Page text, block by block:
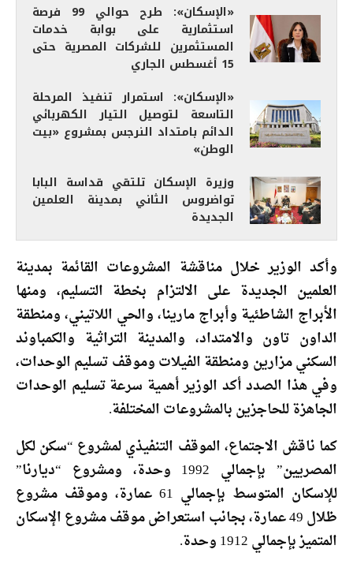
«الإسكان»: طرح حوالي 99 فرصة
استثمارية على بوابة خدمات
المستثمرين للشركات المصرية حتى
15 أغسطس الجاري
«الإسكان»: استمرار تنفيذ المرحلة
التاسعة لتوصيل التيار الكهربائي
الدائم بامتداد النرجس بمشروع «بيت
الوطن»
وزيرة الإسكان تلتقي قداسة البابا
تواضروس الثاني بمدينة العلمين
الجديدة
وأكد الوزير خلال مناقشة المشروعات القائمة بمدينة
العلمين الجديدة على الالتزام بخطة التسليم، ومنها
الأبراج الشاطئية وأبراج مارينا، والحي اللاتيني، ومنطقة
الداون تاون والامتداد، والمدينة التراثية والكمباوند
السكني مزارين ومنطقة الفيلات وموقف تسليم الوحدات،
وفي هذا الصدد أكد الوزير أهمية سرعة تسليم الوحدات
الجاهزة للحاجزين بالمشروعات المختلفة.
كما ناقش الاجتماع، الموقف التنفيذي لمشروع “سكن لكل
المصريين” بإجمالي 1992 وحدة، ومشروع “ديارنا”
للإسكان المتوسط بإجمالي 61 عمارة، وموقف مشروع
ظلال 49 عمارة، بجانب استعراض موقف مشروع الإسكان
المتميز بإجمالي 1912 وحدة.